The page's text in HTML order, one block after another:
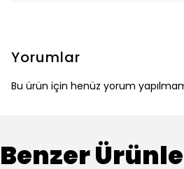
Yorumlar
Bu ürün için henüz yorum
Benzer